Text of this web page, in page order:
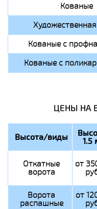
Кованые
Кованые с
Кованые с
ЦЕНЫ НА
Высота/виды 1.5
Откатные
ворота
от
Ворота
распашные
от